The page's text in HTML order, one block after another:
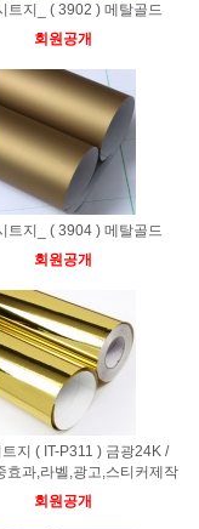
트지_ ( 3902 ) 메탈골드
회원공개
트지_ ( 3904 ) 메탈골드
회원공개
지 ( IT-P311 ) 금광24K /
효과,라벨,광고,스티커제작
회원공개